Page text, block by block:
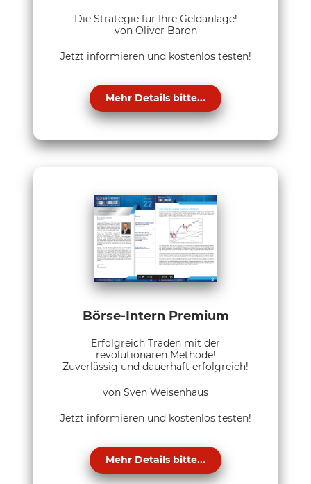
Die Strategie für Ihre Geldanlage!
von Oliver Baron
Jetzt informieren und kostenlos testen!
Mehr Details bitte...
Börse-Intern Premium
Erfolgreich Traden mit der
revolutionären Methode!
Zuverlässig und dauerhaft erfolgreich!
von Sven Weisenhaus
Jetzt informieren und kostenlos testen!
Mehr Details bitte...